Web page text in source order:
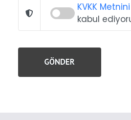
KVKK Metnini
kabul